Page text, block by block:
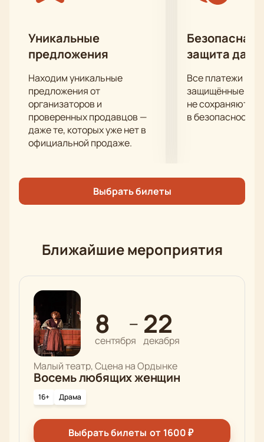
художественного оформления.
оценили многие театральные критики и эксперты.
Не упустите возможности составить о спектакле
«Бешеные деньги» собственное мнение!
Уникальные
предложения
Находим уникальные
предложения от
организаторов и
проверенных продавцов —
даже те, которых уже нет в
официальной продаже.
Безопасная
защита
Все платежи
защищённые
не сохраняются
в безопасности.
Выбрать билеты
Ближайшие мероприятия
8
сентября
— 22
декабря
Малый театр, Сцена на Ордынке
Восемь любящих женщин
16+ Драма
Выбрать билеты от 1600₽